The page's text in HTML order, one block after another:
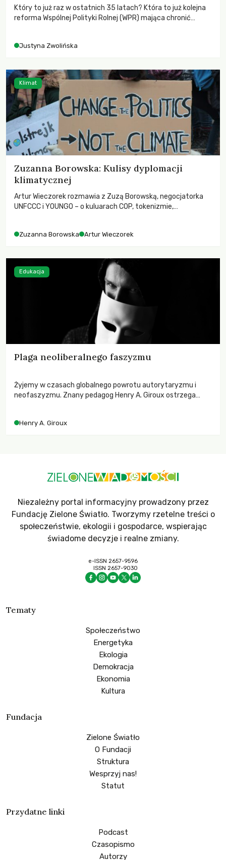
Który to już raz w ostatnich 35 latach? Która to już kolejna
reforma Wspólnej Polityki Rolnej (WPR) mająca chronić
Justyna Zwolińska
Zuzanna Borowska: Kulisy dyplomacji
klimatycznej
Artur Wieczorek rozmawia z Zuzą Borowską, negocjatorka
UNFCCC i YOUNGO – o kuluarach COP, tokenizmie,
Zuzanna Borowska Artur Wieczorek
Klimat
Plaga neoliberalnego faszyzmu
Żyjemy w czasach globalnego powrotu autorytaryzmu i
neofaszyzmu. Znany pedagog Henry A. Giroux ostrzega
wychowają świadomych obywateli?
Henry A. Giroux
Edukacja
Niezależny portal informacyjny prowadzony przez
Fundację Zielone Światło. Tworzymy rzetelne treści o
społeczeństwie, ekologii i gospodarce, wspierając
świadome decyzje i realne zmiany.
e-ISSN 2657-9596
ISSN 2657-9030
Tematy
Społeczeństwo
Energetyka
Ekologia
Demokracja
Ekonomia
Kultura
Fundacja
Zielone Światło
O Fundacji
Struktura
Wesprzyj nas!
Statut
Przydatne linki
Podcast
Czasopismo
Autorzy